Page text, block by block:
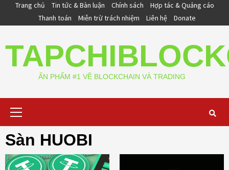
Trang chủ Tin tức & Bàn luận Chính sách
Hợp tác & Quảng cáo
Thanh toán
Miễn trừ trách nhiệm Liên hệ Donate
ẤN PHẨM #1 VỀ BLOCKCHAIN VÀ TRADING
Sàn HUOBI